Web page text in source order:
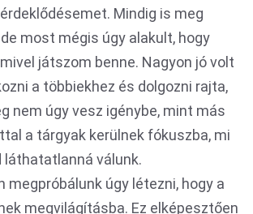
Mindig is meg
most mégis úgy alakult, hogy
játszom benne. Nagyon jó volt
a többiekhez és dolgozni rajta,
nem úgy vesz igénybe, mint más
a tárgyak kerülnek fókuszba, mi
láthatatlanná válunk.
megpróbálunk úgy létezni, hogy a
megvilágításba. Ez elképesztően